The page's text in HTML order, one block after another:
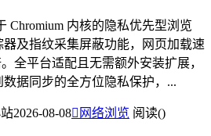
Chromium 内核的隐私优先型浏览
及指纹采集屏蔽功能，网页加载速
全平台适配且无需额外安装扩展，
据同步的全方位隐私保护，...
2026-08-08 网络浏览 阅读()